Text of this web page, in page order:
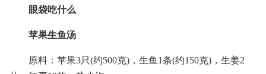
眼袋吃什么
苹果生鱼汤
原料：苹果3只(约500克)，生鱼1条(约150克)，生姜2